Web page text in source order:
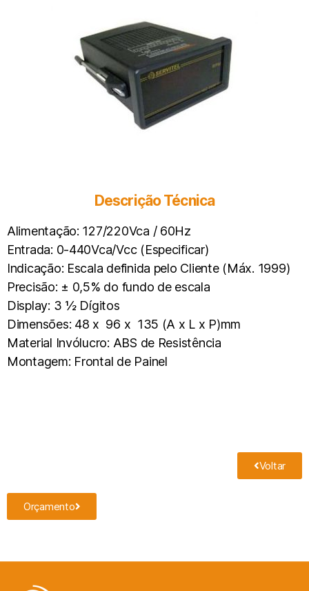
Descrição Técnica
Alimentação: 127/220Vca / 60Hz
Entrada: 0-440Vca/Vcc (Especificar)
Indicação: Escala definida pelo Cliente (Máx. 1999)
Precisão: ± 0,5% do fundo de escala
Display: 3 ½ Dígitos
Dimensões: 48 x 96 x 135 (A x L x P)mm
Material Invólucro: ABS de Resistência
Montagem: Frontal de Painel
Voltar
Orçamento